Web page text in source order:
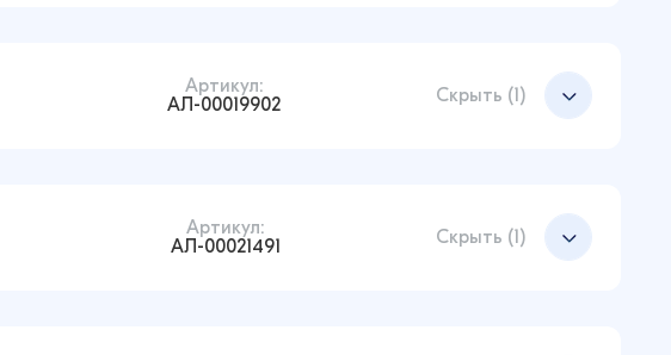
Добавить в корзину
Артикул:
АЛ-00019902
Скрыть (1)
Добавить в корзину
Артикул:
АЛ-00021491
Скрыть (1)